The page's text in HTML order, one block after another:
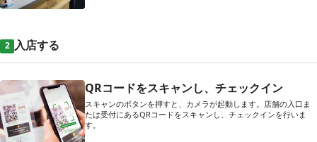
2 入店する
QRコードをスキャンし、チェックイン
スキャンのボタンを押すと、カメラが起動します。店舗の入口ま
たは受付にあるQRコードをスキャンし、チェックインを行いま
す。